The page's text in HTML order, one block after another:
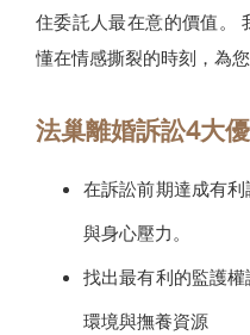
住委託人最在意的價值。
懂在情感撕裂的時刻，為
法巢離婚訴訟4大
在訴訟前期達成有
與身心壓力。
找出最有利的監護
環境與撫養資源